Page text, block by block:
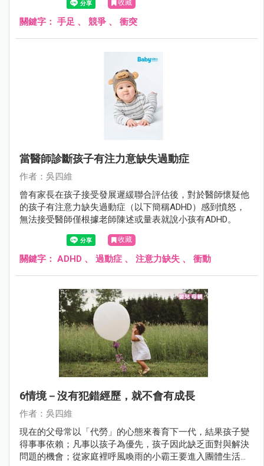
收藏
關鍵字： 手足 、 競爭 、 衝突
當醫師診斷孩子有注力意缺失過動症
作者：吳四維
曾有家長在孩子接受發展遲緩聯合評估後，對於醫師懷疑他
的孩子有注意力缺失過動症（以下簡稱ADHD）感到憤怒，
無法接受醫師僅根據老師陳述或量表就說小孩有ADHD。
收藏
關鍵字： ADHD 、 過動症 、 注意力缺失 、 衝動
6情境－沒有犯錯經歷，就不會有成長
作者：吳四維
現在的父母常以「代勞」的心態來養育下一代，結果孩子變
得事事依賴；凡事以孩子為優先，孩子因此缺乏面對與解決
問題的機會；從家庭裡呼風喚雨的小霸王要進入團體生活成